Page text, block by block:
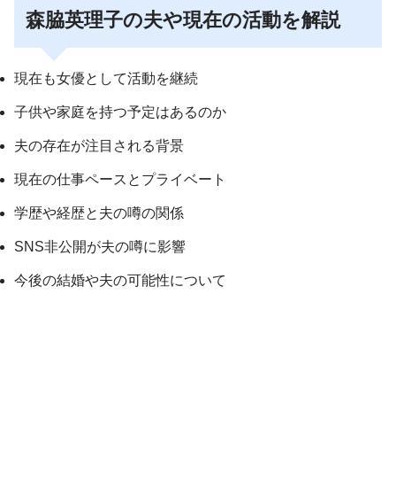
森脇英理子の夫や現在の活動を解説
現在も女優として活動を継続
子供や家庭を持つ予定はあるのか
夫の存在が注目される背景
現在の仕事ペースとプライベート
学歴や経歴と夫の噂の関係
SNS非公開が夫の噂に影響
今後の結婚や夫の可能性について